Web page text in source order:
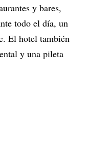
y bares,
todo el día, un
El hotel también
y una pileta